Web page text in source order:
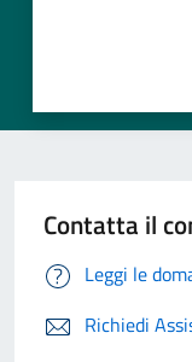
Contatta il
Leggi le
Richiedi